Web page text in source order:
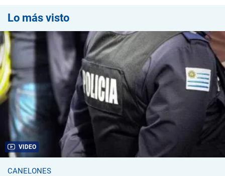
Lo más visto
VIDEO
CANELONES